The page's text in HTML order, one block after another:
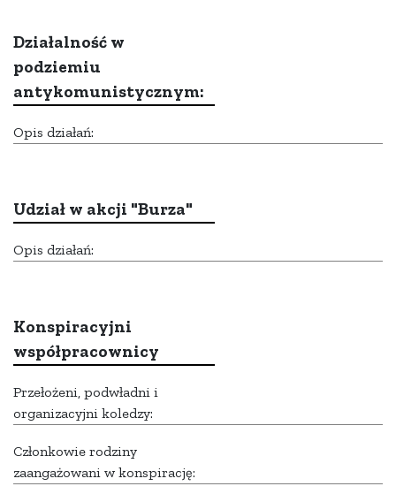
Działalność w
podziemiu
antykomunistycznym:
Opis działań:
Udział w akcji "Burza"
Opis działań:
Konspiracyjni
współpracownicy
Przełożeni, podwładni i
organizacyjni koledzy:
Członkowie rodziny
zaangażowani w konspirację: